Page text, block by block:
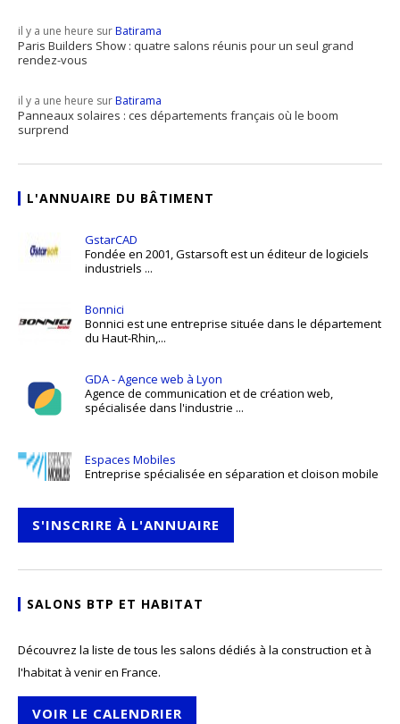
il y a une heure surBatirama
Paris Builders Show : quatre salons réunis pour un seul grand
rendez-vous
il y a une heure surBatirama
Panneaux solaires : ces départements français où le boom
surprend
L'ANNUAIRE DU BÂTIMENT
GstarCAD
Fondée en 2001, Gstarsoft est un éditeur de logiciels
industriels ...
Bonnici
Bonnici est une entreprise située dans le département
du Haut-Rhin,...
GDA - Agence web à Lyon
Agence de communication et de création web,
spécialisée dans l'industrie ...
Espaces Mobiles
Entreprise spécialisée en séparation et cloison mobile
S'INSCRIRE À L'ANNUAIRE
SALONS BTP ET HABITAT
Découvrez la liste de tous les salons dédiés à la construction et à
l'habitat à venir en France.
VOIR LE CALENDRIER